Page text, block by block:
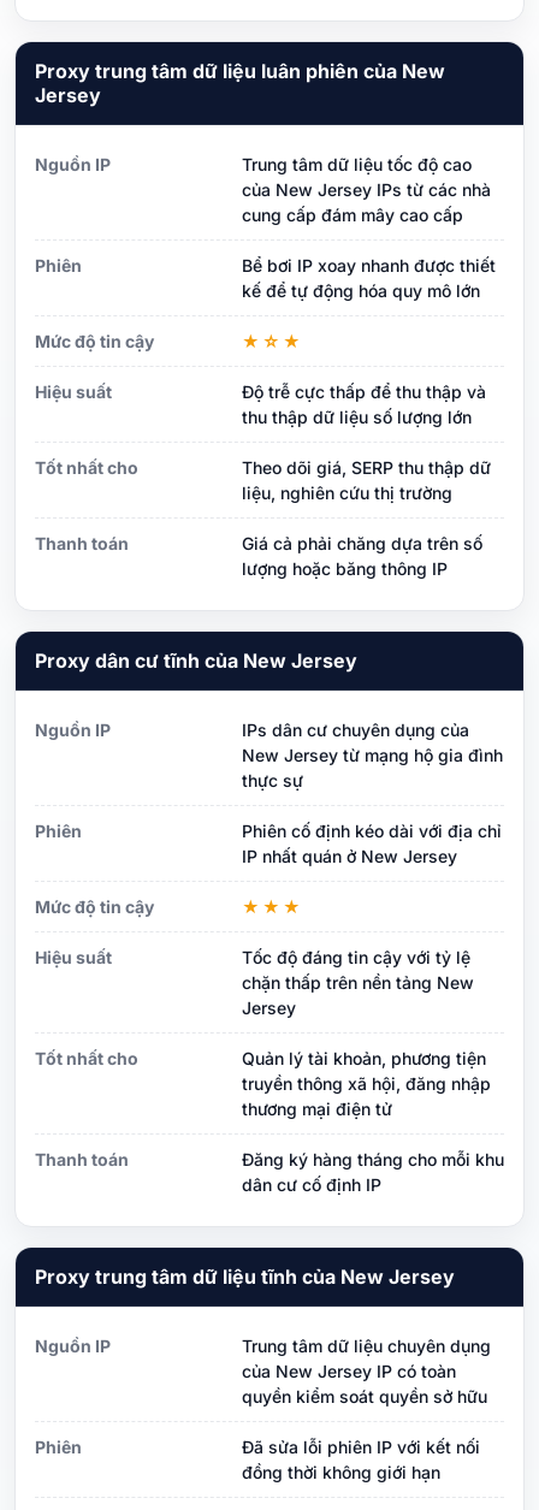
Proxy trung tâm dữ liệu luân phiên của New
Jersey
Nguồn IP
Trung tâm dữ liệu tốc độ cao
của New Jersey IPs từ các nhà
cung cấp đám mây cao cấp
Phiên
Bể bơi IP xoay nhanh được thiết
kế để tự động hóa quy mô lớn
Mức độ tin cậy ★☆★
Hiệu suất
Độ trễ cực thấp để thu thập và
thu thập dữ liệu số lượng lớn
Tốt nhất cho
Theo dõi giá, SERP thu thập dữ
liệu, nghiên cứu thị trường
Thanh toán
Giá cả phải chăng dựa trên số
lượng hoặc băng thông IP
Proxy dân cư tĩnh của New Jersey
Nguồn IP
IPs dân cư chuyên dụng của
New Jersey từ mạng hộ gia đình
thực sự
Phiên
Phiên cố định kéo dài với địa chỉ
IP nhất quán ở New Jersey
Mức độ tin cậy ★★★
Hiệu suất
Tốc độ đáng tin cậy với tỷ lệ
chặn thấp trên nền tảng New
Jersey
Tốt nhất cho
Quản lý tài khoản, phương tiện
truyền thông xã hội, đăng nhập
thương mại điện tử
Thanh toán
Đăng ký hàng tháng cho mỗi khu
dân cư cố định IP
Proxy trung tâm dữ liệu tĩnh của New Jersey
Nguồn IP
Trung tâm dữ liệu chuyên dụng
của New Jersey IP có toàn
quyền kiểm soát quyền sở hữu
Phiên
Đã sửa lỗi phiên IP với kết nối
đồng thời không giới hạn